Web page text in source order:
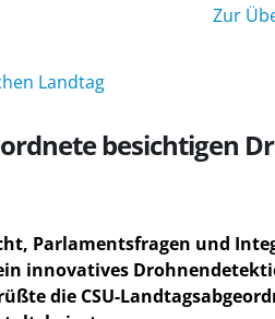
Zur
Landtag
besichtigen
Parlamentsfragen und
innovatives
die CSU-